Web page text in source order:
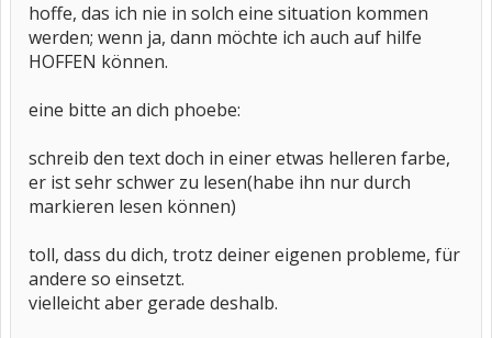
hoffe, das ich nie in solch eine situation kommen
werden; wenn ja, dann möchte ich auch auf hilfe
HOFFEN können.
eine bitte an dich phoebe:
schreib den text doch in einer etwas helleren farbe,
er ist sehr schwer zu lesen(habe ihn nur durch
markieren lesen können)
toll, dass du dich, trotz deiner eigenen probleme, für
andere so einsetzt.
vielleicht aber gerade deshalb.